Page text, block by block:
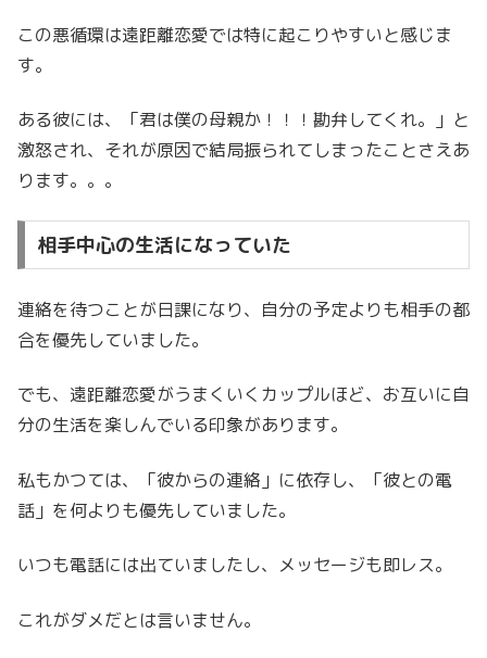
この悪循環は遠距離恋愛では特に起こりやすいと感じま
す。
ある彼には、「君は僕の母親か！！！勘弁してくれ。」と
激怒され、それが原因で結局振られてしまったことさえあ
ります。。。
相手中心の生活になっていた
連絡を待つことが日課になり、自分の予定よりも相手の都
合を優先していました。
でも、遠距離恋愛がうまくいくカップルほど、お互いに自
分の生活を楽しんでいる印象があります。
私もかつては、「彼からの連絡」に依存し、「彼との電
話」を何よりも優先していました。
いつも電話には出ていましたし、メッセージも即レス。
これがダメだとは言いません。